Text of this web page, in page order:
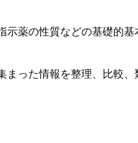
示薬の性質などの基礎的基
まった情報を整理、比較